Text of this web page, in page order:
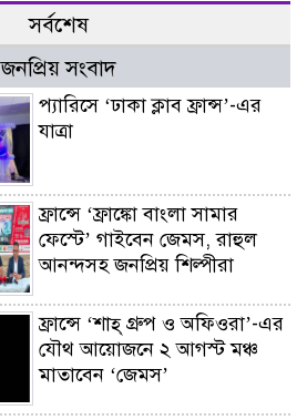
সর্বশেষ
জনপ্রিয় সংবাদ
প্যারিসে ‘ঢাকা ক্লাব ফ্রান্স’-এর
যাত্রা
ফ্রান্সে ‘ফ্রাঙ্কো বাংলা সামার
ফেস্টে’ গাইবেন জেমস, রাহুল
আনন্দসহ জনপ্রিয় শিল্পীরা
ফ্রান্সে ‘শাহ্ গ্রুপ ও অফিওরা’-এর
যৌথ আয়োজনে ২ আগস্ট মঞ্চ
মাতাবেন ‘জেমস’